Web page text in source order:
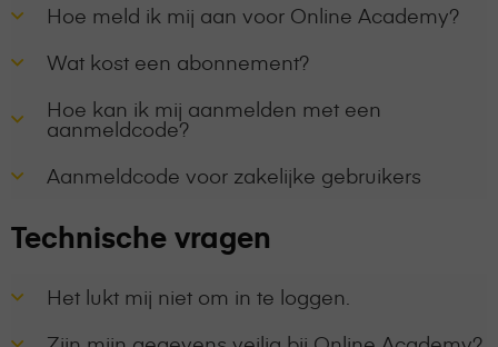
Hoe meld ik mij aan voor Online Academy?
Wat kost een abonnement?
Hoe kan ik mij aanmelden met een
aanmeldcode?
Aanmeldcode voor zakelijke gebruikers
Technische vragen
Het lukt mij niet om in te loggen.